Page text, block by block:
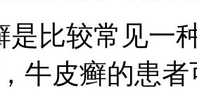
是比较常见一
牛皮癣的患